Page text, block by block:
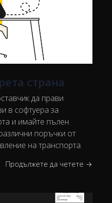
страна
да прави
в софтуера за
и имайте пълен
поръчки от
на транспорта.
Продължете да четете →